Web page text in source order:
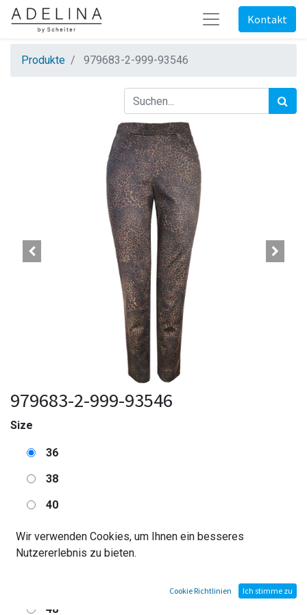
Kontakt
Produkte 979683-2-999-93546
979683-2-999-93546
Size
36
38
40
44
48
Wir verwenden Cookies, um Ihnen ein besseres
Nutzererlebnis zu bieten.
Cookie Richtlinien Ich stimme zu